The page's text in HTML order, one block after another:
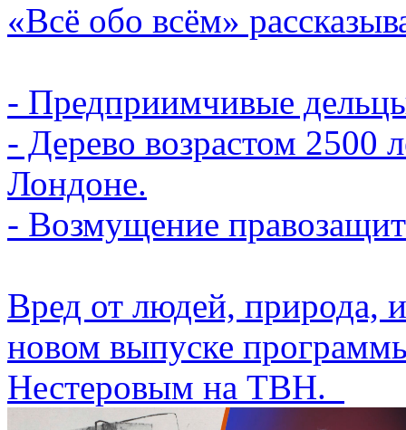
«Всё обо всём»
- Предприимчивые
- Дерево возрастом 2500
Лондоне.
- Возмущение
Вред от людей, природа,
новом выпуске
Нестеровым на ТВН.